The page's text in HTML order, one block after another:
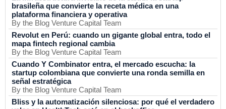
brasileña que convierte la receta médica en una
plataforma financiera y operativa
By the Blog Venture Capital Team
Revolut en Perú: cuando un gigante global entra, todo el
mapa fintech regional cambia
By the Blog Venture Capital Team
Cuando Y Combinator entra, el mercado escucha: la
startup colombiana que convierte una ronda semilla en
señal estratégica
By the Blog Venture Capital Team
Bliss y la automatización silenciosa: por qué el verdadero